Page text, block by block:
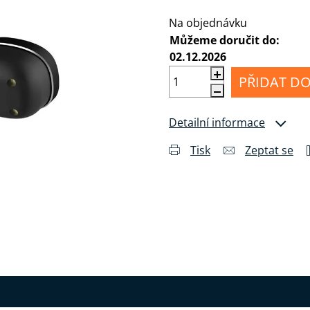
pro
sluchátka
kabely
a
drobné
příslušenství
Na objednávku
Můžeme doručit do:
02.12.2026
PŘIDAT
Detailní informace
Tisk
Zeptat se